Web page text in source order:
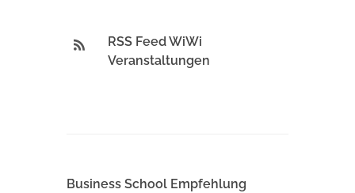
RSS Feed WiWi
Veranstaltungen
Business School Empfehlung